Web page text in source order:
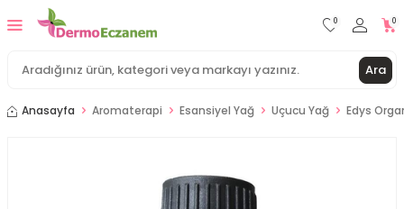
Ara
0 0
Anasayfa Aromaterapi Esansiyel Yağ Uçucu Yağ Edys